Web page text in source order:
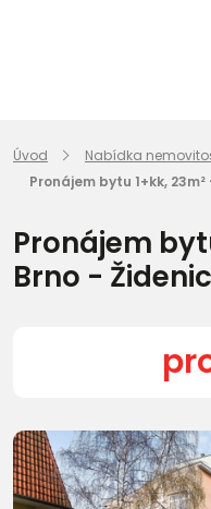
Úvod
Nabídka
Pronájem bytu 1+kk,
Pronájem
Brno -